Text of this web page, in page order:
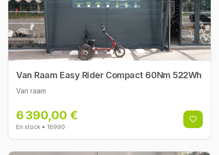
Van Raam Easy Rider Compact 60Nm 522Wh
Van raam
6 390,00 €
En stock • 16990